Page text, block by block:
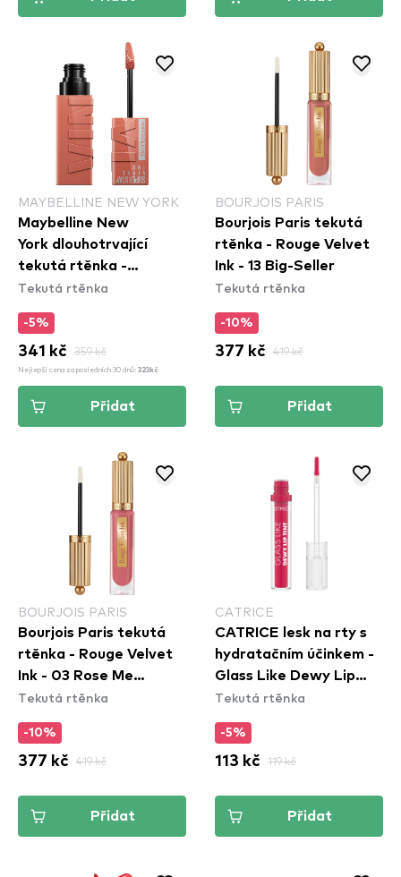
MAYBELLINE NEW YORK
Maybelline New
York dlouhotrvající
tekutá rtěnka -
Superstay Vinyl Ink
Golden
Tekutá rtěnka
-5%
341 kč 359 kč
Nejlepší cena za posledních 30 dnů: 323kč
Přidat
BOURJOIS PARIS
Bourjois Paris tekutá
rtěnka - Rouge Velvet
Ink - 13 Big-Seller
Tekutá rtěnka
-10%
377 kč 419 kč
Přidat
BOURJOIS PARIS
Bourjois Paris tekutá
rtěnka - Rouge Velvet
Ink - 03 Rose Me
Tender
Tekutá rtěnka
-10%
377 kč 419 kč
Přidat
CATRICE
CATRICE lesk na rty s
hydratačním účinkem -
Glass Like Dewy Lip
Tint - 030 Happy Lips,
Tekutá rtěnka
-5%
113 kč 119 kč
Přidat